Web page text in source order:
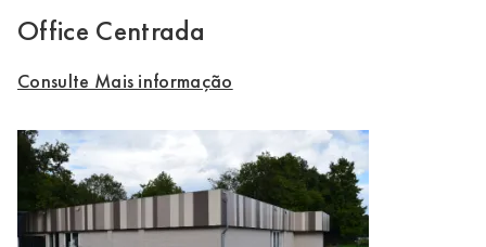
Office Centrada
Consulte Mais informação